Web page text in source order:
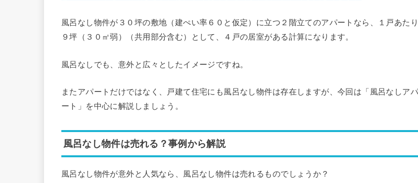
風呂なし物件が３０坪の敷地（建ぺい率６０と仮定）に立つ２階立てのアパートなら、１戸あたり
９坪（３０㎡弱）（共用部分含む）として、４戸の居室がある計算になります。
風呂なしでも、意外と広々としたイメージですね。
またアパートだけではなく、戸建て住宅にも風呂なし物件は存在しますが、今回は「風呂なしアパ
ート」を中心に解説しましょう。
風呂なし物件は売れる？事例から解説
風呂なし物件が意外と人気なら、風呂なし物件は売れるものでしょうか？